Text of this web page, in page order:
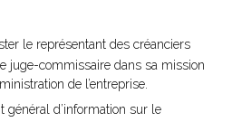
le représentant des créanciers
juge-commissaire dans sa mission
de l’entreprise.
général d’information sur le